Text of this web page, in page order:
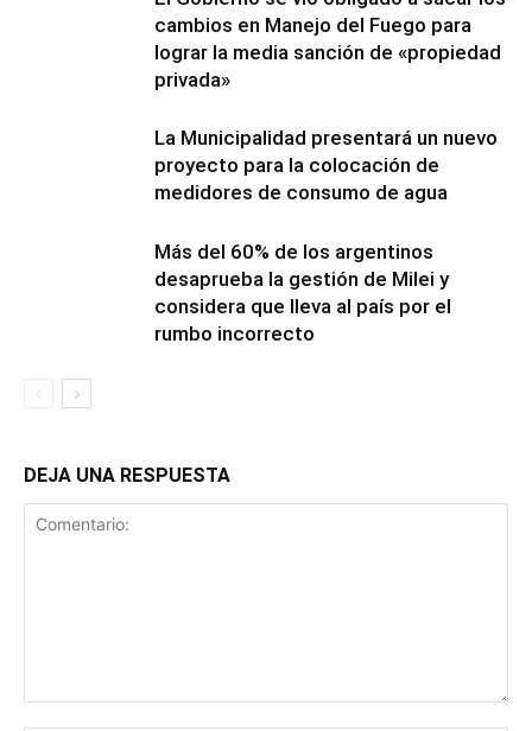
cambios en Manejo del Fuego para
lograr la media sanción de «propiedad
privada»
La Municipalidad presentará un nuevo
proyecto para la colocación de
medidores de consumo de agua
Más del 60% de los argentinos
desaprueba la gestión de Milei y
considera que lleva al país por el
rumbo incorrecto
DEJA UNA RESPUESTA